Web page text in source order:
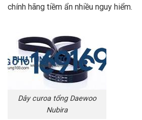
chính hãng tiềm ẩn nhiều nguy hiểm.
Dây curoa tổng Daewoo
Nubira